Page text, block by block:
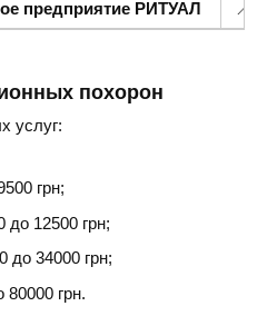
предприятие РИТУАЛ 📍
похорон
услуг:
грн;
до 12500 грн;
до 34000 грн;
грн.